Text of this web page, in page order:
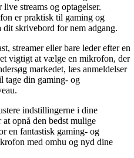
streams og optagelser.
er praktisk til gaming og
dit skrivebord for nem adgang.
streamer eller bare leder efter en
vigtigt at vælge en mikrofon, der
markedet, læs anmeldelser
tage din gaming- og
indstillingerne i dine
opnå den bedst mulige
en fantastisk gaming- og
med omhu og nyd dine